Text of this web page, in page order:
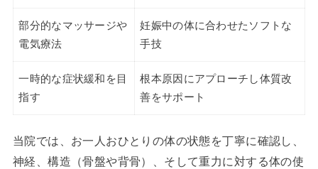
部分的なマッサージや
電気療法
妊娠中の体に合わせたソフトな
手技
一時的な症状緩和を目
指す
根本原因にアプローチし体質改
善をサポート
当院では、お一人おひとりの体の状態を丁寧に確認し、
神経、構造（骨盤や背骨）、そして重力に対する体の使